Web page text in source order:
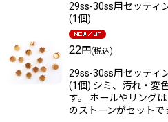
29ss-30ss用セッティ
(1個)
22円(税込)
29ss-30ss用セッティ
(1個) シミ、汚れ・変
す。 ホールやリング
のストーンがセットで